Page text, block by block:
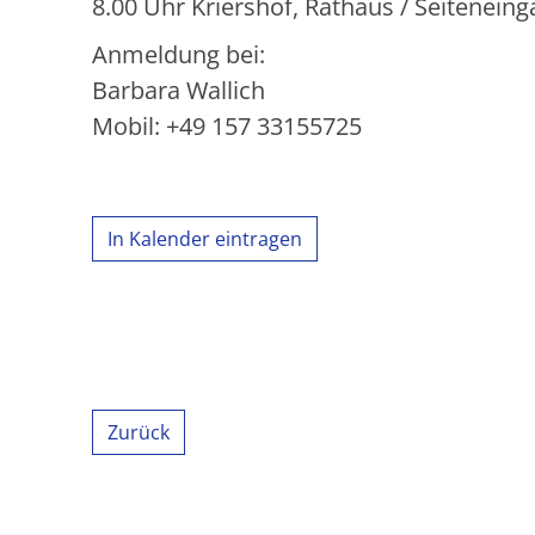
Anmeldung bei:
Barbara Wallich
Mobil: +49 157 33155725
In Kalender eintragen
Zurück